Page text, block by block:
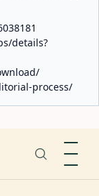
details?
process/